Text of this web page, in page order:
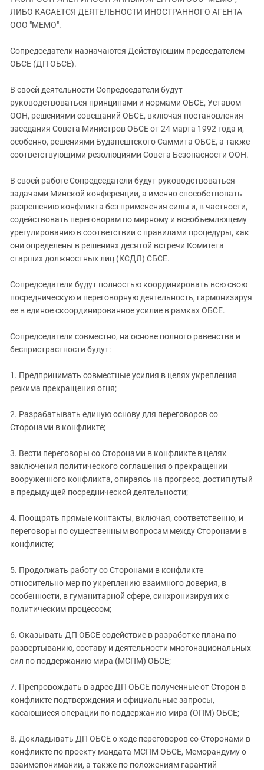
ЗАСТАВЛЯЕТ
ПРЕСЛЕДОВАНИЕ АКТИВИСТОВ
Дагестан
Ингушетия
Калмыкия
Краснодарский край
Нагорный Карабах
Российская Федерация
Ростовская область
СКФО
Ставропольский край
Чечня
Южная Осетия
Южный Кавказ
ЮФО
ЛИБО КАСАЕТСЯ ДЕЯТЕЛЬНОСТИ ИНОСТРАННОГО АГЕНТА
ООО "МЕМО".
Сопредседатели назначаются Действующим председателем
ОБСЕ (ДП ОБСЕ).
В своей деятельности Сопредседатели будут
руководствоваться принципами и нормами ОБСЕ, Уставом
ООН, решениями совещаний ОБСЕ, включая постановления
заседания Совета Министров ОБСЕ от 24 марта 1992 года и,
особенно, решениями Будапештского Саммита ОБСЕ, а также
соответствующими резолюциями Совета Безопасности ООН.
В своей работе Сопредседатели будут руководствоваться
задачами Минской конференции, а именно способствовать
разрешению конфликта без применения силы и, в частности,
содействовать переговорам по мирному и всеобъемлющему
урегулированию в соответствии с правилами процедуры, как
они определены в решениях десятой встречи Комитета
старших должностных лиц (КСДЛ) СБСЕ.
Сопредседатели будут полностью координировать всю свою
посредническую и переговорную деятельность, гармонизируя
ее в единое скоординированное усилие в рамках ОБСЕ.
Сопредседатели совместно, на основе полного равенства и
беспристрастности будут:
1. Предпринимать совместные усилия в целях укрепления
режима прекращения огня;
2. Разрабатывать единую основу для переговоров со
Сторонами в конфликте;
3. Вести переговоры со Сторонами в конфликте в целях
заключения политического соглашения о прекращении
вооруженного конфликта, опираясь на прогресс, достигнутый
в предыдущей посреднической деятельности;
4. Поощрять прямые контакты, включая, соответственно, и
переговоры по существенным вопросам между Сторонами в
конфликте;
5. Продолжать работу со Сторонами в конфликте
относительно мер по укреплению взаимного доверия, в
особенности, в гуманитарной сфере, синхронизируя их с
политическим процессом;
6. Оказывать ДП ОБСЕ содействие в разработке плана по
развертыванию, составу и деятельности многонациональных
сил по поддержанию мира (МСПМ) ОБСЕ;
7. Препровождать в адрес ДП ОБСЕ полученные от Сторон в
конфликте подтверждения и официальные запросы,
касающиеся операции по поддержанию мира (ОПМ) ОБСЕ;
8. Докладывать ДП ОБСЕ о ходе переговоров со Сторонами в
конфликте по проекту мандата МСПМ ОБСЕ, Меморандуму о
взаимопонимании, а также по положениям гарантий